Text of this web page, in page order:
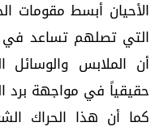
الأحيان أبسط مقومات
التي تصلهم تساعد في
أن الملابس والوسائل
حقيقياً في مواجهة برد
كما أن هذا الحراك